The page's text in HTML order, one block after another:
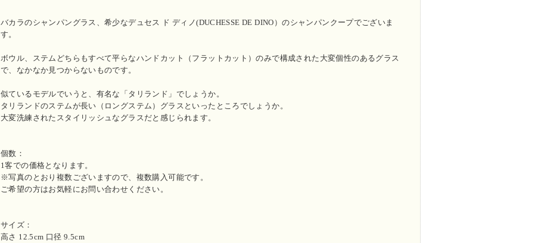
バカラのシャンパングラス、希少なデュセス ド ディノ(DUCHESSE DE DINO）のシャンパンクープでございま
す。
ボウル、ステムどちらもすべて平らなハンドカット（フラットカット）のみで構成された大変個性のあるグラス
で、なかなか見つからないものです。
似ているモデルでいうと、有名な「タリランド」でしょうか。
タリランドのステムが長い（ロングステム）グラスといったところでしょうか。
大変洗練されたスタイリッシュなグラスだと感じられます。
個数：
1客での価格となります。
※写真のとおり複数ございますので、複数購入可能です。
ご希望の方はお気軽にお問い合わせください。
サイズ：
高さ 12.5cm 口径 9.5cm